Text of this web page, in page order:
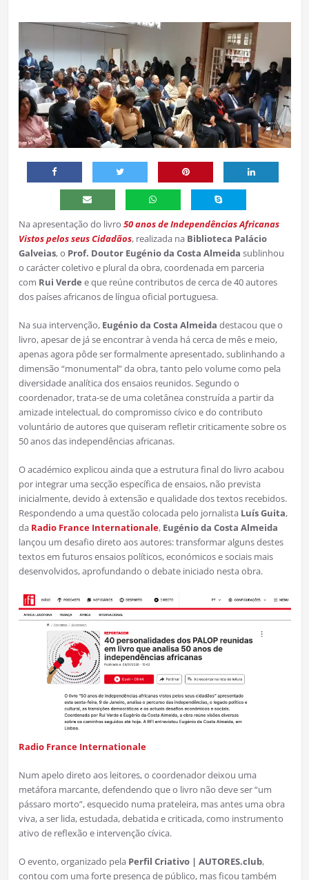
Na apresentação do livro 50 anos de Independências Africanas
Vistos pelos seus Cidadãos, realizada na Biblioteca Palácio
Galveias, o Prof. Doutor Eugénio da Costa Almeida sublinhou
o carácter coletivo e plural da obra, coordenada em parceria
com Rui Verde e que reúne contributos de cerca de 40 autores
dos países africanos de língua oficial portuguesa.
Na sua intervenção, Eugénio da Costa Almeida destacou que o
livro, apesar de já se encontrar à venda há cerca de mês e meio,
apenas agora pôde ser formalmente apresentado, sublinhando a
dimensão “monumental” da obra, tanto pelo volume como pela
diversidade analítica dos ensaios reunidos. Segundo o
coordenador, trata-se de uma coletânea construída a partir da
amizade intelectual, do compromisso cívico e do contributo
voluntário de autores que quiseram refletir criticamente sobre os
50 anos das independências africanas.
O académico explicou ainda que a estrutura final do livro acabou
por integrar uma secção específica de ensaios, não prevista
inicialmente, devido à extensão e qualidade dos textos recebidos.
Respondendo a uma questão colocada pelo jornalista Luís Guita,
da Radio France Internationale, Eugénio da Costa Almeida
lançou um desafio direto aos autores: transformar alguns destes
textos em futuros ensaios políticos, económicos e sociais mais
desenvolvidos, aprofundando o debate iniciado nesta obra.
Radio France Internationale
Num apelo direto aos leitores, o coordenador deixou uma
metáfora marcante, defendendo que o livro não deve ser “um
pássaro morto”, esquecido numa prateleira, mas antes uma obra
viva, a ser lida, estudada, debatida e criticada, como instrumento
ativo de reflexão e intervenção cívica.
O evento, organizado pela Perfil Criativo | AUTORES.club,
contou com uma forte presença de público, mas ficou também